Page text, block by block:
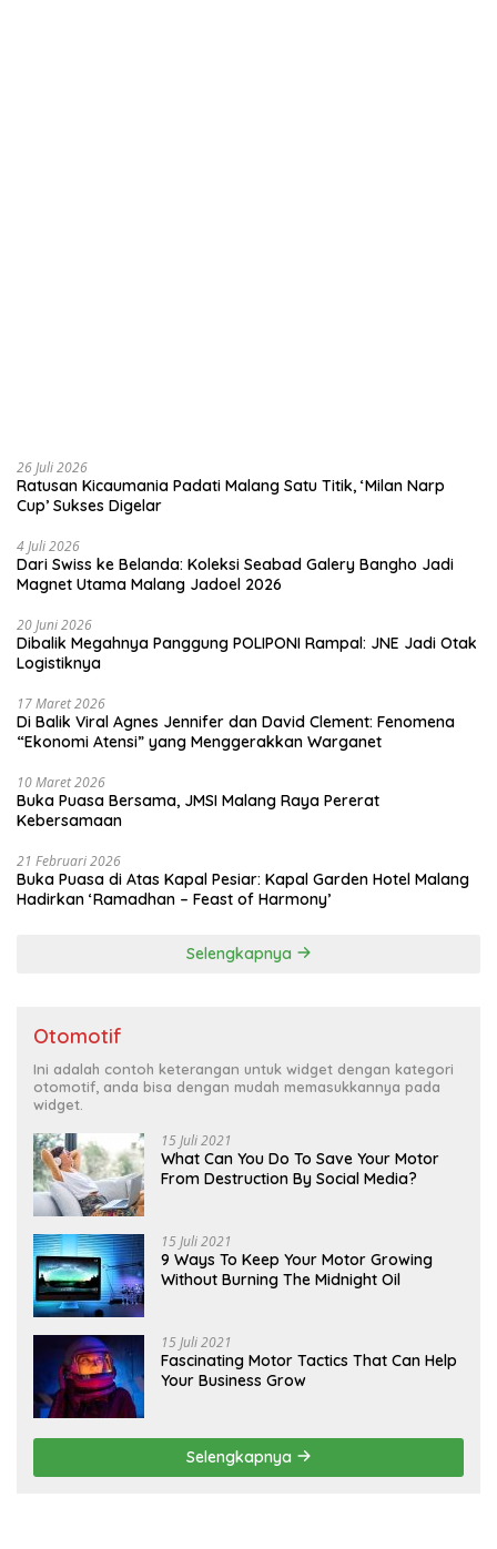
26 Juli 2026
Ratusan Kicaumania Padati Malang Satu Titik, ‘Milan Narp
Cup’ Sukses Digelar
4 Juli 2026
Dari Swiss ke Belanda: Koleksi Seabad Galery Bangho Jadi
Magnet Utama Malang Jadoel 2026
20 Juni 2026
Dibalik Megahnya Panggung POLIPONI Rampal: JNE Jadi Otak
Logistiknya
17 Maret 2026
Di Balik Viral Agnes Jennifer dan David Clement: Fenomena
“Ekonomi Atensi” yang Menggerakkan Warganet
10 Maret 2026
Buka Puasa Bersama, JMSI Malang Raya Pererat
Kebersamaan
21 Februari 2026
Buka Puasa di Atas Kapal Pesiar: Kapal Garden Hotel Malang
Hadirkan ‘Ramadhan – Feast of Harmony’
Selengkapnya
Otomotif
Ini adalah contoh keterangan untuk widget dengan kategori
otomotif, anda bisa dengan mudah memasukkannya pada
widget.
15 Juli 2021
What Can You Do To Save Your Motor
From Destruction By Social Media?
15 Juli 2021
9 Ways To Keep Your Motor Growing
Without Burning The Midnight Oil
15 Juli 2021
Fascinating Motor Tactics That Can Help
Your Business Grow
Selengkapnya